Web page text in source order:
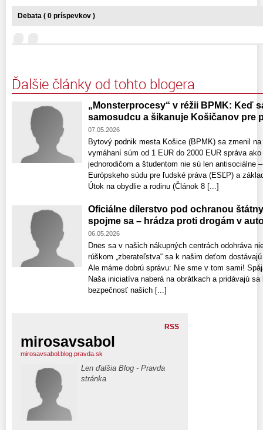
Debata ( 0 príspevkov )
Ďalšie články od tohto blogera
„Monsterprocesy“ v réžii BPMK: Keď
samosudcu a šikanuje Košičanov pre
07.05.2026
Bytový podnik mesta Košice (BPMK) sa zmenil
vymáhaní súm od 1 EUR do 2000 EUR správa
jednorodičom a študentom nie sú len antisociálne
Európskeho súdu pre ľudské práva (ESĽP) a
Útok na obydlie a rodinu (Článok 8 [...]
Oficiálne dílerstvo pod ochranou
spojme sa – hrádza proti drogám v
06.05.2026
Dnes sa v našich nákupných centrách odohráva
rúškom „zberateľstva“ sa k našim deťom
Ale máme dobrú správu: Nie sme v tom sami!
Naša iniciatíva naberá na obrátkach a pridávajú
bezpečnosť našich [...]
RSS
mirosavsabol
mirosavsabol.blog.pravda.sk
Len ďalšia Blog - Pravda
stránka